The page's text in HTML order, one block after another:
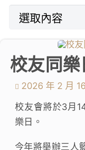
教師專業社群
學生成就與
我們的聯繫
入學資訊
下載區
校友同
2026 年 2 月
校友會將於3月
樂日。
今年將舉辦三人